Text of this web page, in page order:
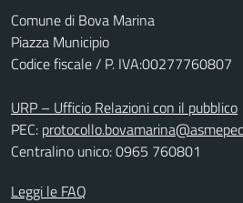
Comune di Bova Marina
Piazza Municipio
Codice fiscale / P. IVA:00277760807
URP – Ufficio Relazioni con il pubblico
PEC:
Centralino unico: 0965 760801
Leggi le FAQ